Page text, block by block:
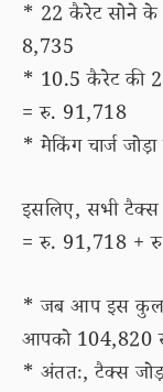
* 22 कैरेट सोने के
8,735
* 10.5 कैरेट की
= रु. 91,718
* मेकिंग चार्ज
इसलिए, सभी
= रु. 91,718 +
* जब आप इस कुल
आपको 104,820
* अंततः, टैक्स